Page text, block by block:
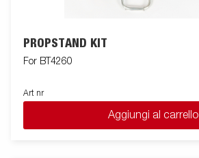
PROPSTAND KIT
For BT4260
Art nr
Aggiungi al carrello